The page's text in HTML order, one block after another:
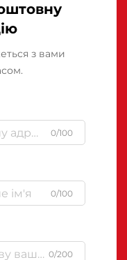
з вами
0/100
0/100
0/200